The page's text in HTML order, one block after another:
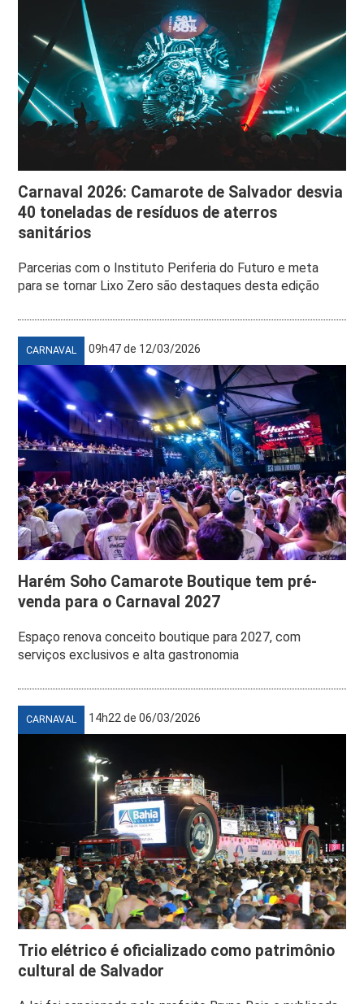
Carnaval 2026: Camarote de Salvador desvia
40 toneladas de resíduos de aterros
sanitários
Parcerias com o Instituto Periferia do Futuro e meta
para se tornar Lixo Zero são destaques desta edição
CARNAVAL 09h47 de 12/03/2026
Harém Soho Camarote Boutique tem pré-
venda para o Carnaval 2027
Espaço renova conceito boutique para 2027, com
serviços exclusivos e alta gastronomia
CARNAVAL 14h22 de 06/03/2026
Trio elétrico é oficializado como patrimônio
cultural de Salvador